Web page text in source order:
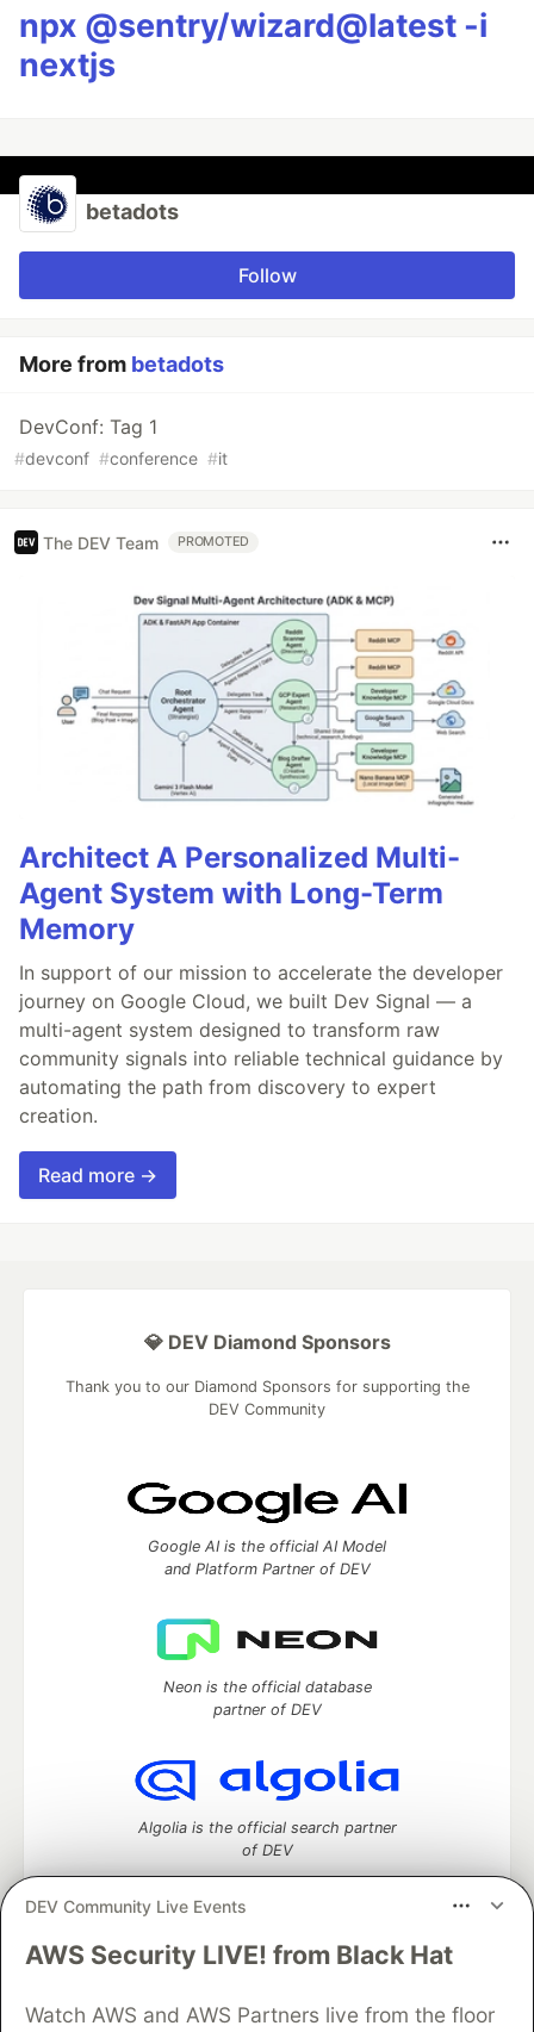
npx @sentry/wizard@latest -i
nextjs
betadots
Follow
More from betadots
DevConf: Tag 1
#devconf #conference #it
The DEV Team PROMOTED
Architect A Personalized Multi-
Agent System with Long-Term
Memory
In support of our mission to accelerate the developer
journey on Google Cloud, we built Dev Signal — a
multi-agent system designed to transform raw
community signals into reliable technical guidance by
automating the path from discovery to expert
creation.
Read more →
DEV Community Live Events
AWS Security LIVE! from Black Hat
Watch AWS and AWS Partners live from the floor
💎 DEV Diamond Sponsors
Thank you to our Diamond Sponsors for supporting the
DEV Community
Google AI is the official AI Model
and Platform Partner of DEV
Neon is the official database
partner of DEV
Algolia is the official search partner
of DEV
DEV Community— A space to discuss and keep up software
Home
DEV Challenges DEV++
Videos